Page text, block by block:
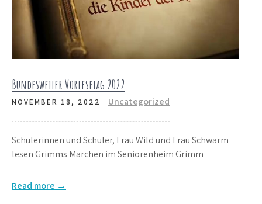
Bundesweiter Vorlesetag 2022
NOVEMBER 18, 2022 Uncategorized
Schülerinnen und Schüler, Frau Wild und Frau Schwarm
lesen Grimms Märchen im Seniorenheim Grimm
Read more →